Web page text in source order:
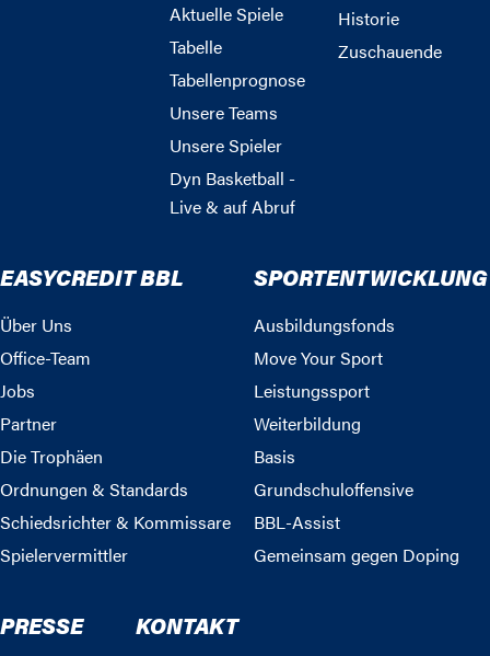
Aktuelle Spiele
Tabelle
Tabellenprognose
Unsere Teams
Unsere Spieler
Dyn Basketball -
Live & auf Abruf
Historie
Zuschauende
EASYCREDIT BBL
Über Uns
Office-Team
Jobs
Partner
Die Trophäen
Ordnungen & Standards
Schiedsrichter & Kommissare
Spielervermittler
SPORTENTWICKLUNG
Ausbildungsfonds
Move Your Sport
Leistungssport
Weiterbildung
Basis
Grundschuloffensive
BBL-Assist
Gemeinsam gegen Doping
PRESSE KONTAKT